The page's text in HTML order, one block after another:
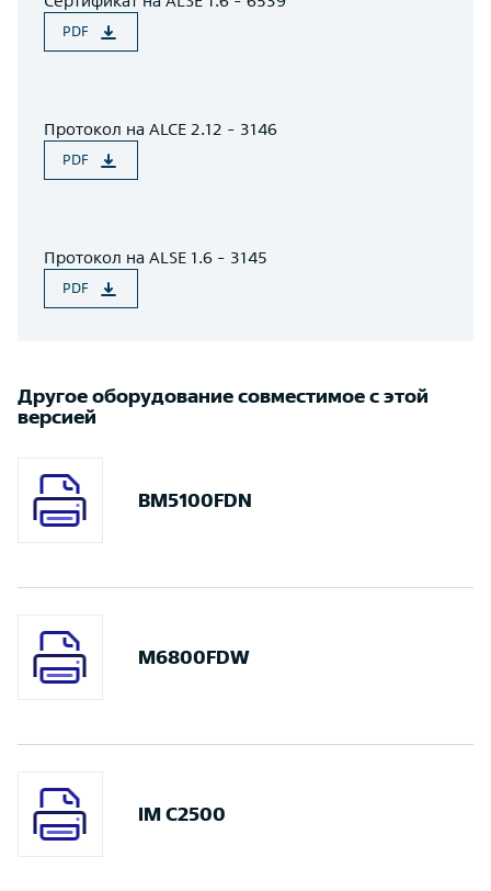
PDF
Протокол на ALCE 2.12 - 3146
PDF
Протокол на ALSE 1.6 - 3145
PDF
Другое оборудование совместимое с этой
версией
BM5100FDN
M6800FDW
IM C2500